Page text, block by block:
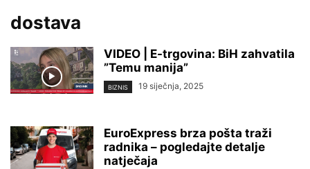
dostava
VIDEO | E-trgovina: BiH zahvatila
”Temu manija”
BIZNIS 19 siječnja, 2025
EuroExpress brza pošta traži
radnika – pogledajte detalje
natječaja